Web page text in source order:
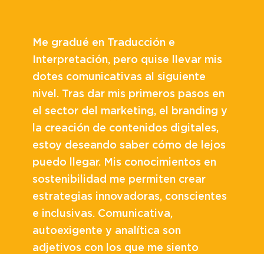
Me gradué en Traducción e
Interpretación, pero quise llevar mis
dotes comunicativas al siguiente
nivel. Tras dar mis primeros pasos en
el sector del marketing, el branding y
la creación de contenidos digitales,
estoy deseando saber cómo de lejos
puedo llegar. Mis conocimientos en
sostenibilidad me permiten crear
estrategias innovadoras, conscientes
e inclusivas. Comunicativa,
autoexigente y analítica son
adjetivos con los que me siento